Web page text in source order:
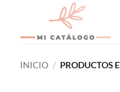
INICIO / PRODUCTOS